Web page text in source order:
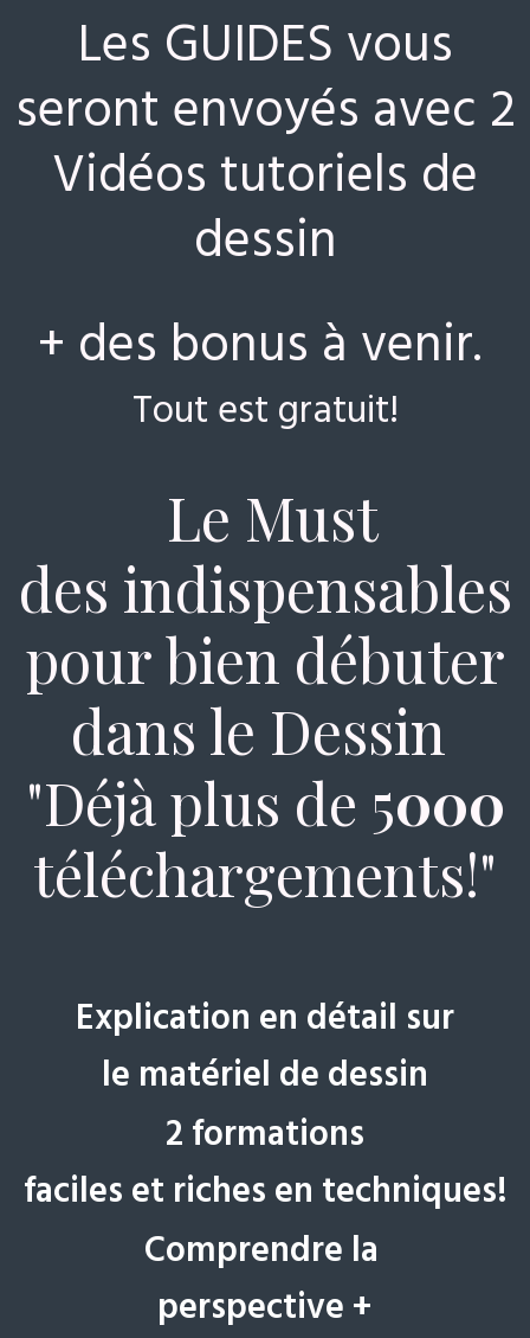
Les GUIDES vous
seront envoyés avec 2
Vidéos tutoriels de
dessin
+ des bonus à venir.
Tout est gratuit!
Le Must
des indispensables
pour bien débuter
dans le Dessin
"Déjà plus de 5000
téléchargements!"
Explication en détail sur
le matériel de dessin
2 formations
faciles et riches en techniques!
Comprendre la
perspective +